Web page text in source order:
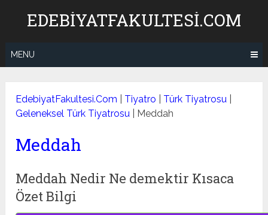
EDEBIYATFAKULTESI.COM
MENU
EdebiyatFakultesi.Com Tiyatro Türk Tiyatrosu
Geleneksel Türk Tiyatrosu
Meddah
Meddah
Meddah Nedir Ne demektir Kısaca
Özet Bilgi